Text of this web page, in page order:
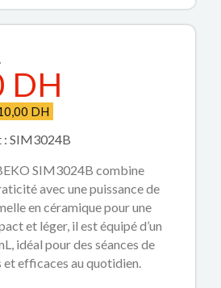
DH
DH
: SIM3024B
SIM3024B combine
avec une puissance de
en céramique pour une
et léger, il est équipé d’un
idéal pour des séances de
efficaces au quotidien.